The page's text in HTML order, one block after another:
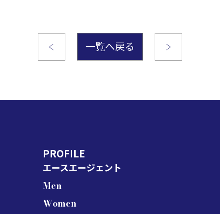
一覧へ戻る
PROFILE
エースエージェント
Men
Women